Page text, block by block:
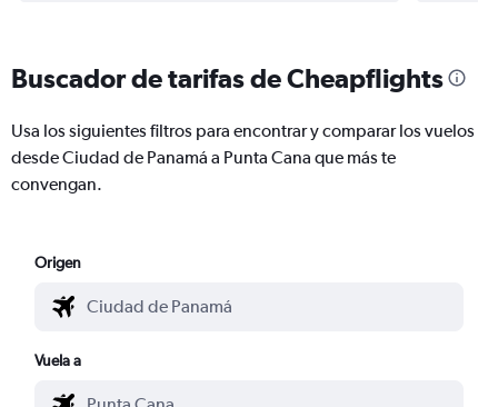
Buscador de tarifas de Cheapflights
Usa los siguientes filtros para encontrar y comparar los vuelos
desde Ciudad de Panamá a Punta Cana que más te
convengan.
Origen
Vuela a